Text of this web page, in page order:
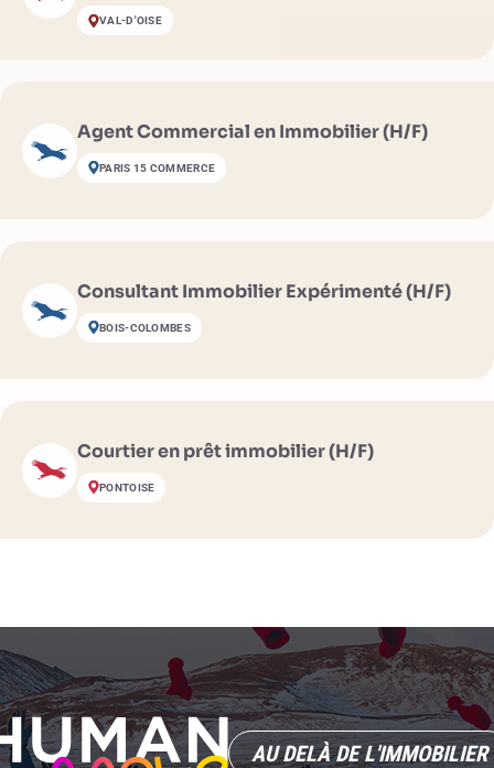
VAL-D'OISE
Agent Commercial en Immobilier (H/F)
PARIS 15 COMMERCE
Consultant Immobilier Expérimenté (H/F)
BOIS-COLOMBES
Courtier en prêt immobilier (H/F)
PONTOISE
AU DELÀ DE L'IMMOBILIER